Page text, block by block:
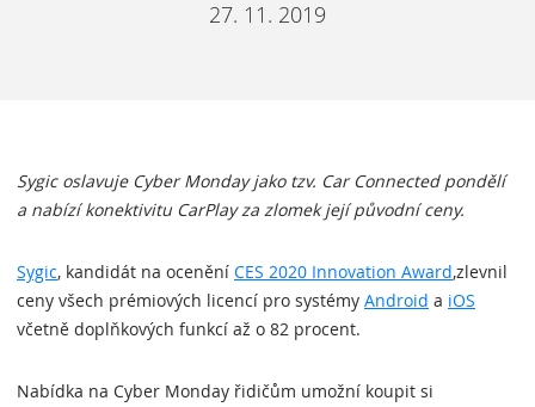
27. 11. 2019
Sygic oslavuje Cyber Monday jako tzv. Car Connected pondělí
a nabízí konektivitu CarPlay za zlomek její původní ceny.
Sygic, kandidát na ocenění CES 2020 Innovation Award,zlevnil
ceny všech prémiových licencí pro systémy Android a iOS
včetně doplňkových funkcí až o 82 procent.
Nabídka na Cyber Monday řidičům umožní koupit si